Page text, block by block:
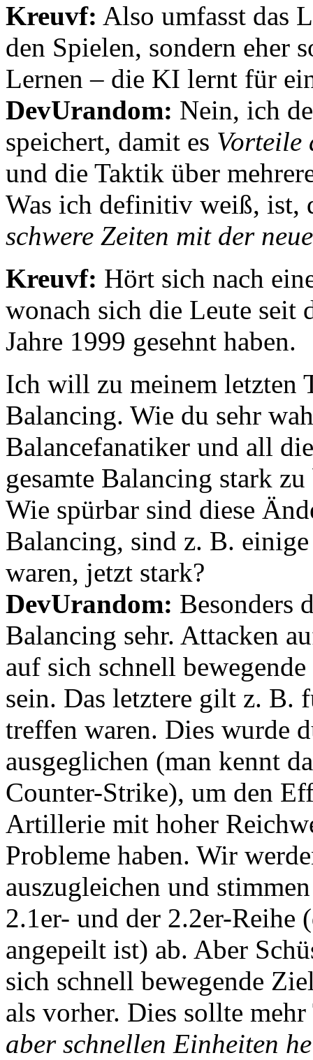
Kreuvf: Also umfasst das
den Spielen, sondern eher
Lernen – die KI lernt für
DevUrandom: Nein, ich
speichert, damit es Vorteile
und die Taktik über
Was ich definitiv weiß, ist,
schwere Zeiten mit der
Kreuvf: Hört sich nach
wonach sich die Leute seit
Jahre 1999 gesehnt haben.
Ich will zu meinem letzten
Balancing. Wie du sehr
Balancefanatiker und all
gesamte Balancing stark
Wie spürbar sind diese
Balancing, sind z. B.
waren, jetzt stark?
DevUrandom: Besonders
Balancing sehr. Attacken
auf sich schnell
sein. Das letztere gilt z. B.
treffen waren. Dies wurde
ausgeglichen (man kennt
Counter-Strike), um den
Artillerie mit hoher
Probleme haben. Wir
auszugleichen und
2.1er- und der 2.2er-Reihe
angepeilt ist) ab. Aber
sich schnell bewegende
als vorher. Dies sollte
aber schnellen Einheiten